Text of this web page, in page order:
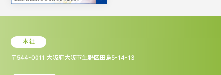
本社
〒544-0011 大阪府大阪市生野区田島5-14-13